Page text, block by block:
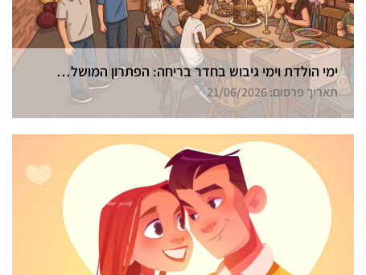
ימי הולדת וימי גיבוש בחדר בריחה: הפתרון המושלם בחיפה
תאריך פרסום: 21/06/2026